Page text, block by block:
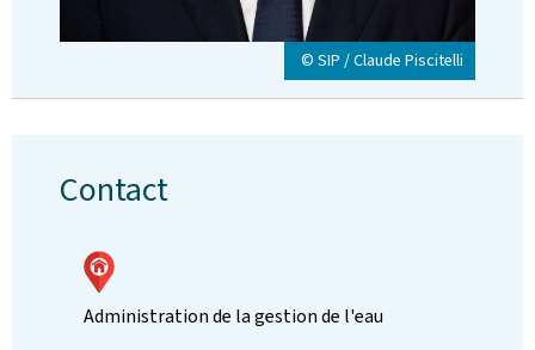
© SIP / Claude Piscitelli
Contact
Administration de la gestion de l'eau